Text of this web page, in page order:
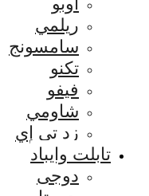
ريلمي
سامسونج
تكنو
فيفو
شاومي
زد تي إي
تابلت وايباد
دوجى